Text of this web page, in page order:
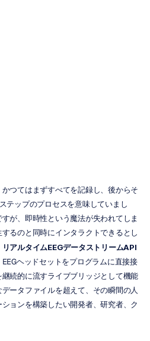
つてはまずすべてを記録し、後からそ
テップのプロセスを意味していまし
が、即時性という魔法が失われてしま
るのと同時にインタラクトできるとし
リアルタイムEEGデータストリームAPI
ヘッドセットをプログラムに直接接
続的に流すライブブリッジとして機能
ータファイルを超えて、その瞬間の人
ョンを構築したい開発者、研究者、ク